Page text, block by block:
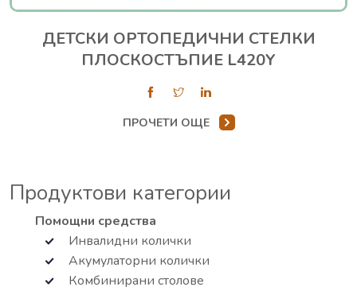
ДЕТСКИ ОРТОПЕДИЧНИ СТЕЛКИ
ПЛОСКОСТЪПИЕ L420Y
ПРОЧЕТИ ОЩЕ
Продуктови категории
Помощни средства
Инвалидни колички
Акумулаторни колички
Комбинирани столове